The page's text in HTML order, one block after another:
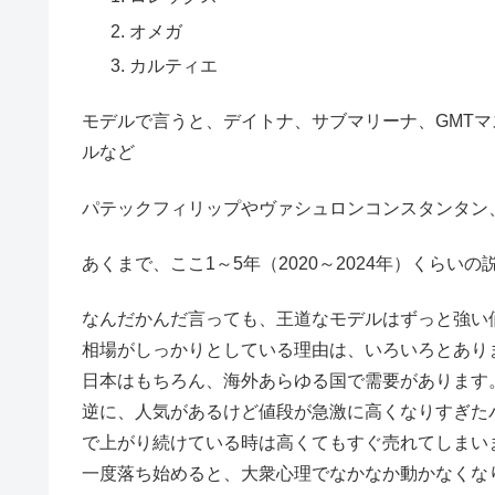
オメガ
カルティエ
モデルで言うと、デイトナ、サブマリーナ、GMT
ルなど
パテックフィリップやヴァシュロンコンスタンタ
あくまで、ここ1～5年（2020～2024年）くらいの
なんだかんだ言っても、王道なモデルはずっと強
相場がしっかりとしている理由は、いろいろとあ
日本はもちろん、海外あらゆる国で需要があります
逆に、人気があるけど値段が急激に高くなりすぎ
で上がり続けている時は高くてもすぐ売れてしまい
一度落ち始めると、大衆心理でなかなか動かなくな